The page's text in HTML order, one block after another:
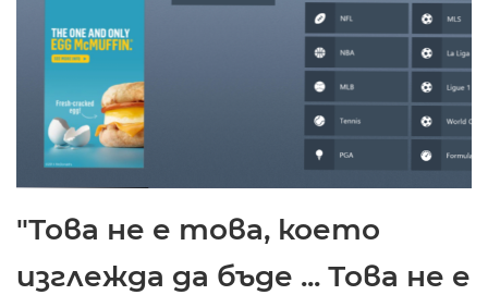
"Това не е това, което
изглежда да бъде ... Това не е